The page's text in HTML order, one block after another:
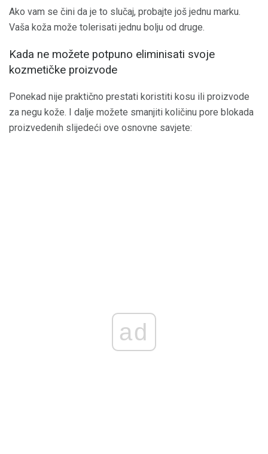
Ako vam se čini da je to slučaj, probajte još jednu marku.
Vaša koža može tolerisati jednu bolju od druge.
Kada ne možete potpuno eliminisati svoje
kozmetičke proizvode
Ponekad nije praktično prestati koristiti kosu ili proizvode
za negu kože. I dalje možete smanjiti količinu pore blokada
proizvedenih slijedeći ove osnovne savjete:
ad